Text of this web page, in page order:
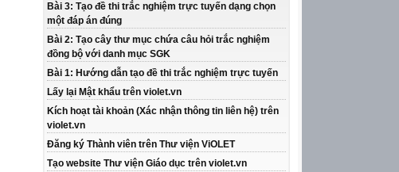
Bài 3: Tạo đề thi trắc nghiệm trực tuyến dạng chọn
một đáp án đúng
Bài 2: Tạo cây thư mục chứa câu hỏi trắc nghiệm
đồng bộ với danh mục SGK
Bài 1: Hướng dẫn tạo đề thi trắc nghiệm trực tuyến
Lấy lại Mật khẩu trên violet.vn
Kích hoạt tài khoản (Xác nhận thông tin liên hệ) trên
violet.vn
Đăng ký Thành viên trên Thư viện ViOLET
Tạo website Thư viện Giáo dục trên violet.vn